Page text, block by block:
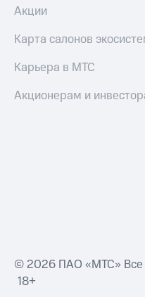
Акции
Карта салонов
Карьера в МТС
Акционерам и
© 2026 ПАО «МТС»
18+